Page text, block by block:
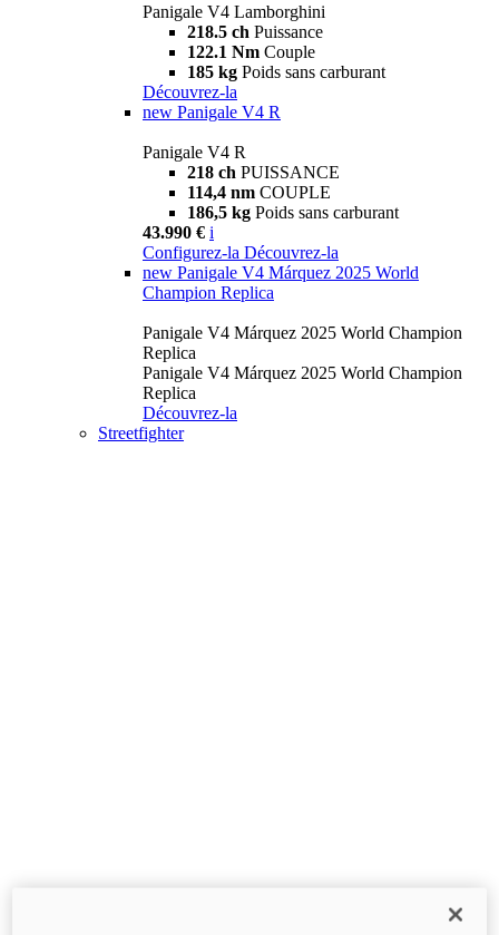
Panigale V4 Lamborghini
218.5 ch Puissance
122.1 Nm Couple
185 kg Poids sans carburant
Découvrez-la
new Panigale V4 R
Panigale V4 R
218 ch PUISSANCE
114,4 nm COUPLE
186,5 kg Poids sans carburant
43.990 € i
Configurez-la Découvrez-la
new Panigale V4 Márquez 2025 World
Champion Replica
Panigale V4 Márquez 2025 World Champion
Replica
Panigale V4 Márquez 2025 World Champion
Replica
Découvrez-la
Streetfighter